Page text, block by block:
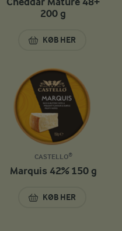
G
200 g
KØB HER
CHEDDAR
OG HVIDSKIMMELOST 42% 200
CASTELLO®
Marquis 42% 150 g
KØB HER
MARQUIS 42% 150